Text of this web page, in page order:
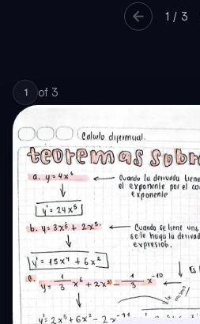
1 / 3
1 of 3